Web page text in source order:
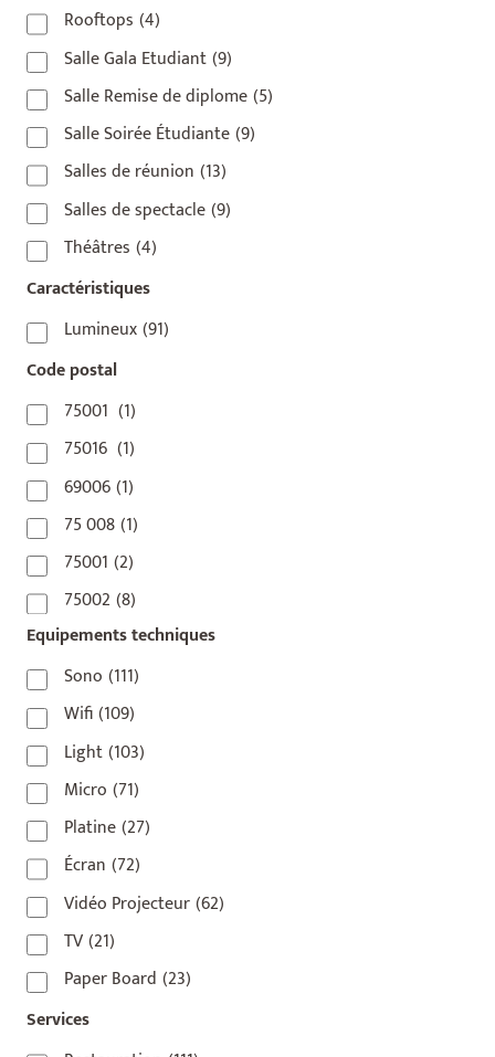
Rooftops (4)
Salle Gala Etudiant(9)
Salle Remise de diplome(5)
Salle Soirée Étudiante(9)
Salles de réunion (13)
Salles de spectacle(9)
Théâtres (4)
Caractéristiques
Lumineux(91)
Code postal
75001 (1)
75016 (1)
69006(1)
75 008(1)
75001 (2)
75002 (8)
75003(1)
75004(2)
75006 (5)
75007(7)
75008 (17)
75009(5)
75010 (9)
75011 (17)
75012(8)
75013(2)
75014
Equipements techniques
Sono (111)
Wifi(109)
Light(103)
Micro (71)
Platine(27)
Écran (72)
Vidéo Projecteur(62)
TV(21)
Paper Board (23)
Services